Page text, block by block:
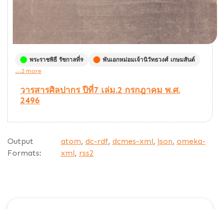
พระราชพิธี รัชกาลที่9
พันเอกหม่อมเจ้านิวัทธวงศ์ เกษมสันต์
...2 more
วารสารศิลปากร ปีที่7 เล่ม.2 กรกฎาคม พ.ศ.
2496
Output
Formats:
atom, dc-rdf, dcmes-xml, json, omeka-
xml, rss2